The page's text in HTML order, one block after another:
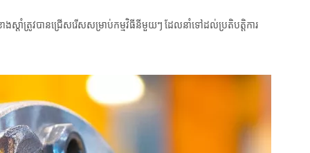
ាងស្តាំត្រូវបានជ្រើសរើសសម្រាប់កម្មវិធីនីមួយៗ ដែលនាំទៅដល់ប្រតិបត្តិការ